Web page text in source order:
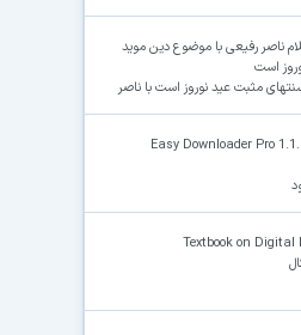
ناصر رفیعی با موضوع دین موید
است
مثبت عید نوروز است با ناصر
Easy Downloader Pro
Textbook on Digital